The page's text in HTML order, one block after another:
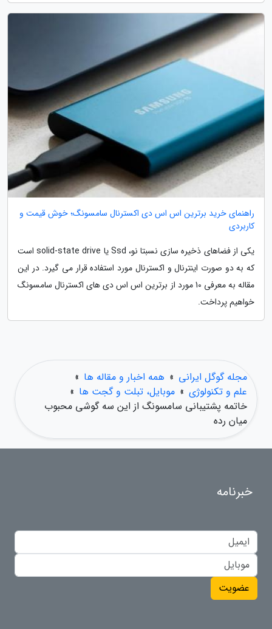
راهنمای خرید برترین اس اس دی اکسترنال سامسونگ؛ خوش قیمت و
کاربردی
یکی از فضاهای ذخیره سازی نسبتا نو، Ssd یا solid-state drive است
که به دو صورت اینترنال و اکسترنال مورد استفاده قرار می گیرد. در این
مقاله به معرفی 10 مورد از برترین اس اس دی های اکسترنال سامسونگ
خواهیم پرداخت.
مجله گوگل ایرانی » همه اخبار و مقاله ها »
علم و تکنولوژی » موبایل، تبلت و گجت ها »
خاتمه پشتیبانی سامسونگ از این سه گوشی محبوب
میان رده
خبرنامه
عضویت